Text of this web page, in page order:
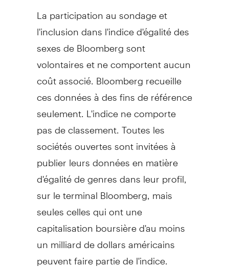
La participation au sondage et
l'inclusion dans l'indice d'égalité des
sexes de Bloomberg sont
volontaires et ne comportent aucun
coût associé. Bloomberg recueille
ces données à des fins de référence
seulement. L'indice ne comporte
pas de classement. Toutes les
sociétés ouvertes sont invitées à
publier leurs données en matière
d'égalité de genres dans leur profil,
sur le terminal Bloomberg, mais
seules celles qui ont une
capitalisation boursière d'au moins
un milliard de dollars américains
peuvent faire partie de l'indice.